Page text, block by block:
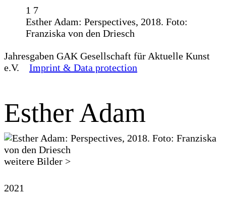
1 7
Esther Adam: Perspectives, 2018. Foto:
Franziska von den Driesch
1 7
1 7
1 7
1 7
1 7
1 7
Jahresgaben GAK Gesellschaft für Aktuelle Kunst
e.V. Imprint & Data protection
Esther Adam
weitere Bilder >
2021